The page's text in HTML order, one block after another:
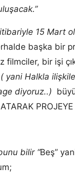
15 Mart
başka bir
filmciler, bir işi
( yani Halkla
diyoruz..)
PROJEYE
bilir “Beş”